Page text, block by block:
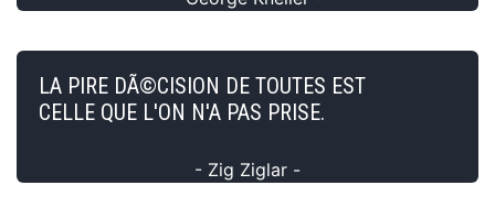
LA PIRE DÃ©CISION DE TOUTES EST
CELLE QUE L'ON N'A PAS PRISE.
- Zig Ziglar -